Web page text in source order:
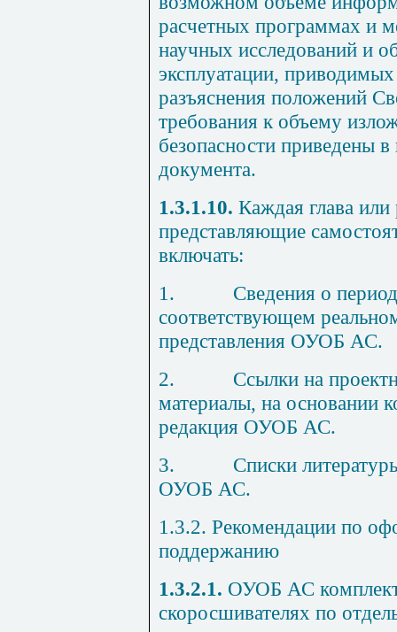
расчетных программах и
научных исследований и
эксплуатации,
разъяснения положений
требования к объему
безопасности приведены
документа.
1.3.1.10. Каждая глава
представляющие
включать:
1.
Сведения о
соответствующем
представления ОУОБ АС.
2.
Ссылки на
материалы, на основании
редакция ОУОБ АС.
3.
Списки
ОУОБ АС.
1.3.2. Рекомендации по
поддержанию
1.3.2.1. ОУОБ АС
скоросшивателях по